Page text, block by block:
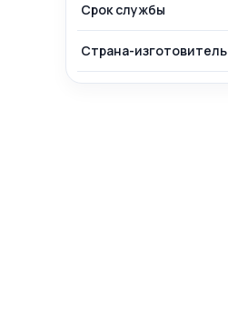
Срок службы
Страна-изготовитель